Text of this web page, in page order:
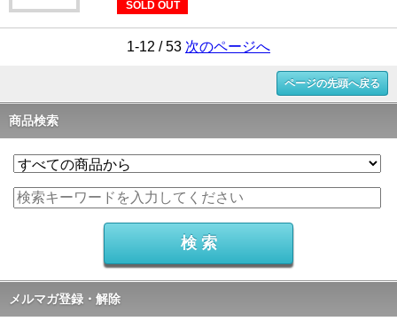
SOLD OUT
1-12 / 53 次のページへ
ページの先頭へ戻る
商品検索
メルマガ登録・解除